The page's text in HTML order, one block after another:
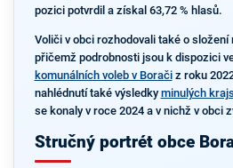
pozici potvrdil a získal 63,72 % hlasů.
Voliči v obci rozhodovali také o
přičemž podrobnosti jsou k dispozici
komunálních voleb v Boračiz roku
nahlédnutí také výsledky minulých
se konaly v roce 2024 a v nichž v obci
Stručný portrét obce